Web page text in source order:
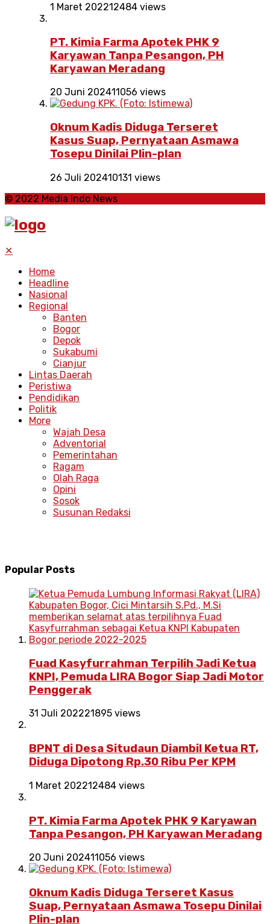
1 Maret 202212484 views
PT. Kimia Farma Apotek PHK 9
Karyawan Tanpa Pesangon, PH
Karyawan Meradang
20 Juni 202411056 views
Oknum Kadis Diduga Terseret
Kasus Suap, Pernyataan Asmawa
Tosepu Dinilai Plin-plan
26 Juli 202410131 views
© 2022 Media Indo News
✕
Home
Headline
Nasional
Regional
Banten
Bogor
Depok
Sukabumi
Cianjur
Lintas Daerah
Peristiwa
Pendidikan
Politik
More
Wajah Desa
Adventorial
Pemerintahan
Ragam
Olah Raga
Opini
Sosok
Susunan Redaksi
Popular Posts
Fuad Kasyfurrahman Terpilih Jadi Ketua
KNPI, Pemuda LIRA Bogor Siap Jadi Motor
Penggerak
31 Juli 202221895 views
BPNT di Desa Situdaun Diambil Ketua RT,
Diduga Dipotong Rp.30 Ribu Per KPM
1 Maret 202212484 views
PT. Kimia Farma Apotek PHK 9 Karyawan
Tanpa Pesangon, PH Karyawan Meradang
20 Juni 202411056 views
Oknum Kadis Diduga Terseret Kasus
Suap, Pernyataan Asmawa Tosepu Dinilai
Plin-plan